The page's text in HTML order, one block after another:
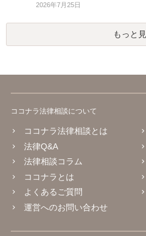
2026年7月25日
もっと
ココナラ法律相談について
ココナラ法律相談とは
法律Q&A
法律相談コラム
ココナラとは
よくあるご質問
運営へのお問い合わせ